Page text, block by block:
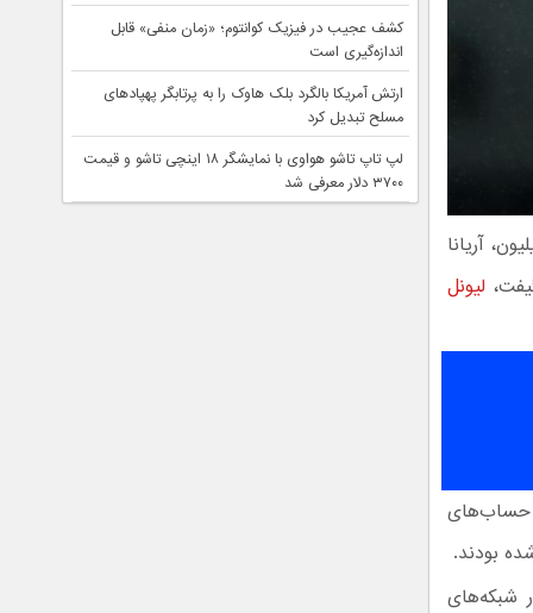
۸ میلیون، آریانا
لیونل
حساب‌های
بودند.
شبکه‌های
کشف عجیب در فیزیک کوانتوم؛ «زمان منفی» قابل
اندازه‌گیری است
ارتش آمریکا بالگرد بلک هاوک را به پرتابگر پهپادهای
مسلح تبدیل کرد
لپ تاپ تاشو هواوی با نمایشگر ۱۸ اینچی تاشو و قیمت
۳۷۰۰ دلار معرفی شد